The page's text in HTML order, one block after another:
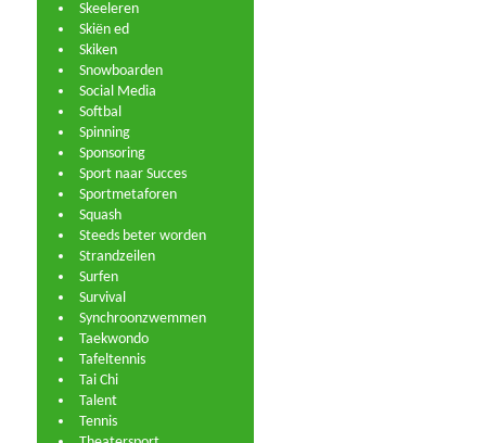
Skeeleren
Skiën ed
Skiken
Snowboarden
Social Media
Softbal
Spinning
Sponsoring
Sport naar Succes
Sportmetaforen
Squash
Steeds beter worden
Strandzeilen
Surfen
Survival
Synchroonzwemmen
Taekwondo
Tafeltennis
Tai Chi
Talent
Tennis